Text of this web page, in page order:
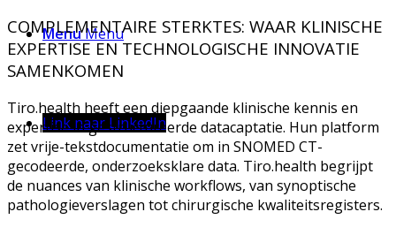
Menu Menu
Link naar LinkedIn
COMPLEMENTAIRE STERKTES: WAAR KLINISCHE
EXPERTISE EN TECHNOLOGISCHE INNOVATIE
SAMENKOMEN
Tiro.health heeft een diepgaande klinische kennis en
expertise in gestructureerde datacaptatie. Hun platform
zet vrije-tekstdocumentatie om in SNOMED CT-
gecodeerde, onderzoeksklare data. Tiro.health begrijpt
de nuances van klinische workflows, van synoptische
pathologieverslagen tot chirurgische kwaliteitsregisters.